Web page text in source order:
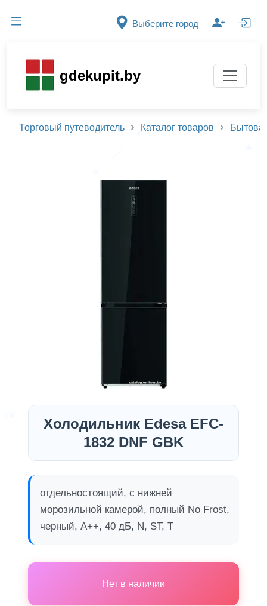
Выберите город
gdekupit.by
Торговый путеводитель Каталог товаров
Холодильник Edesa EFC-
1832 DNF GBK
отдельностоящий, с нижней
морозильной камерой, полный No Frost,
черный, A++, 40 дБ, N, ST, T
Нет в наличии